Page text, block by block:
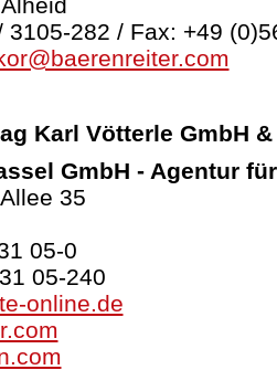
3105-282 / Fax: +49
Karl Vötterle GmbH &
GmbH - Agentur
35
05-0
05-240
online.de